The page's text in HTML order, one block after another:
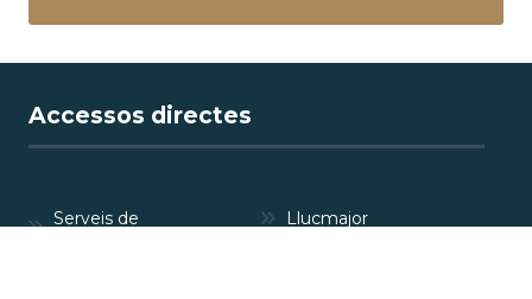
Accessos directes
Serveis de Llucmajor